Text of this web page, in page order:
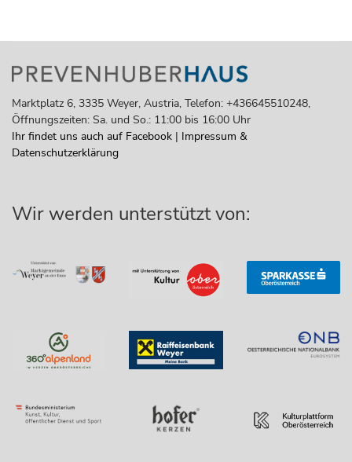
Marktplatz 6, 3335 Weyer, Austria, Telefon: +436645510248,
Öffnungszeiten: Sa. und So.: 11:00 bis 16:00 Uhr
Ihr findet uns auch auf Facebook | Impressum &
Datenschutzerklärung
Wir werden unterstützt von: